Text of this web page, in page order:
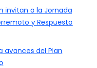
invitan a la Jornada
y Respuesta
avances del Plan